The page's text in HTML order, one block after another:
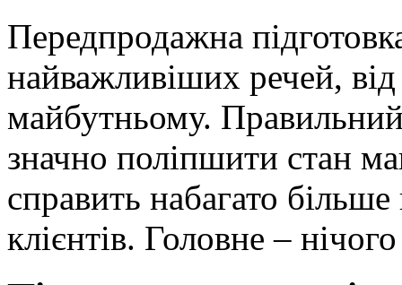
Передпродажна
найважливіших речей, від
майбутньому.
значно поліпшити стан
справить набагато
клієнтів. Головне –